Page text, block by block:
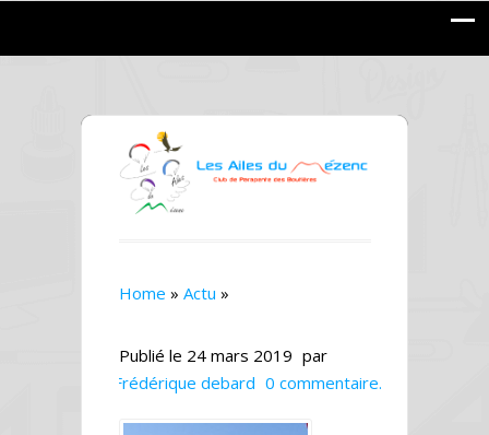
Home » Actu »
Publié le 24 mars 2019 par
Frédérique debard 0 commentaire.